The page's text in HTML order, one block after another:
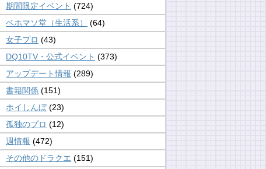
期間限定イベント (724)
ベホマソ堂（生活系）
(64)
女子プロ (43)
DQ10TV・公式イベント (373)
アップデート情報 (289)
書籍関係 (151)
ホイしんぼ(23)
孤独のプロ (12)
週情報 (472)
その他のドラクエ (151)